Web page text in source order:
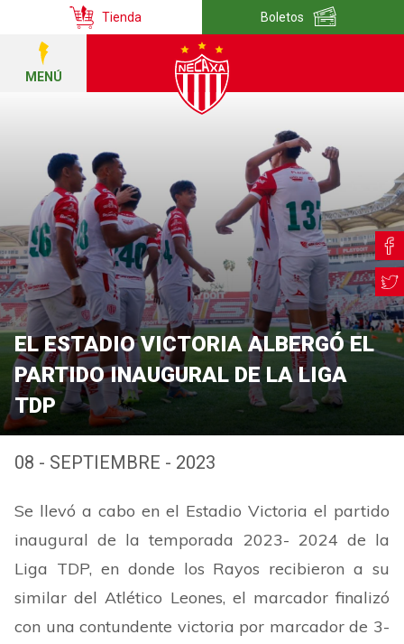
Tienda Boletos
MENÚ
EL ESTADIO VICTORIA ALBERGÓ EL
PARTIDO INAUGURAL DE LA LIGA
TDP
08 - SEPTIEMBRE - 2023
Se llevó a cabo en el Estadio Victoria el partido
inaugural de la temporada 2023- 2024 de la
Liga TDP, en donde los Rayos recibieron a su
similar del Atlético Leones, el marcador finalizó
con una contundente victoria por marcador de 3-